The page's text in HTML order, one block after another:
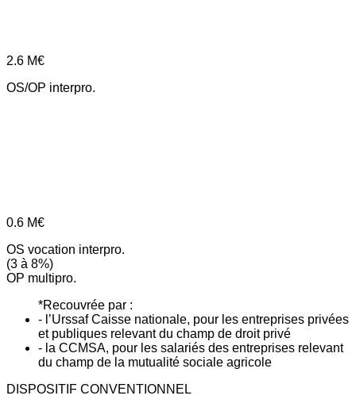
2.6 M€
OS/OP interpro.
0.6 M€
OS vocation interpro.
(3 à 8%)
OP multipro.
*Recouvrée par :
- l’Urssaf Caisse nationale, pour les entreprises privées
et publiques relevant du champ de droit privé
- la CCMSA, pour les salariés des entreprises relevant
du champ de la mutualité sociale agricole
DISPOSITIF CONVENTIONNEL